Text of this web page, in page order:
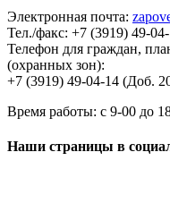
Электронная почта:
Тел./факс: +7 (3919) 49-
Телефон для граждан,
(охранных зон):
+7 (3919) 49-04-14 (Доб.
Время работы: с 9-00 до
Наши страницы в